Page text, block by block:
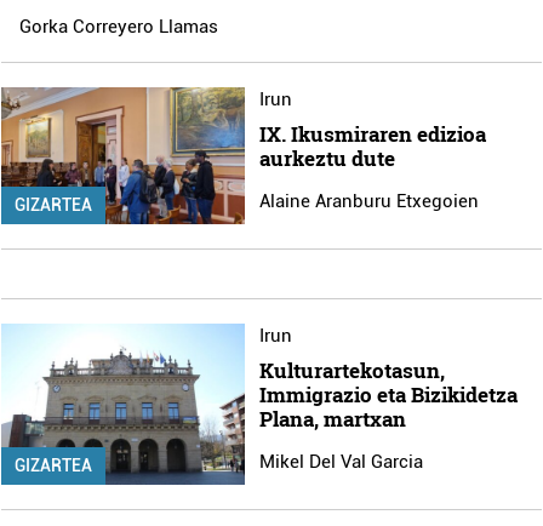
Gorka Correyero Llamas
GIZARTEA
Irun
IX. Ikusmiraren edizioa
aurkeztu dute
Alaine Aranburu Etxegoien
GIZARTEA
Irun
Kulturartekotasun,
Immigrazio eta Bizikidetza
Plana, martxan
Mikel Del Val Garcia